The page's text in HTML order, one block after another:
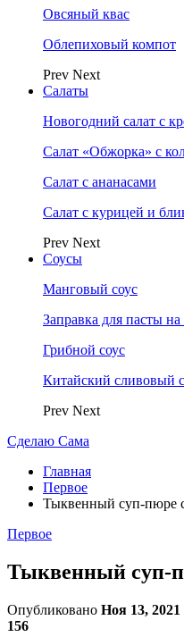
Овсяный квас
Облепиховый компот
Prev Next
Салаты
Новогодний салат с
Салат «Обжорка» с
Салат с ананасами
Салат с курицей и
Prev Next
Соусы
Манговый соус
Заправка для пасты
Грибной соус
Китайский сливовый
Prev Next
Сделаю Сама
Главная
Первое
Тыквенный суп-пюре
Первое
Тыквенный суп-
Опубликовано Ноя 13, 2021
156